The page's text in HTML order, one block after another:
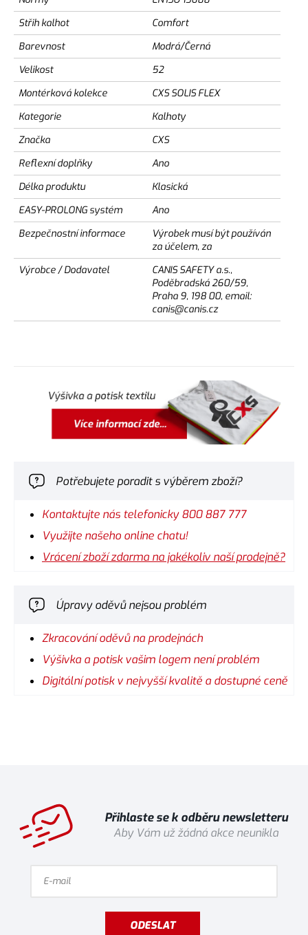
Střih kalhot
Comfort
Barevnost
Modrá/Černá
Velikost
52
Montérková kolekce
CXS SOLIS FLEX
Kategorie
Kalhoty
Značka
CXS
Reflexní doplňky
Ano
Délka produktu
Klasická
EASY-PROLONG systém
Ano
Bezpečnostní informace
Výrobek musí být používán
za účelem, za
Výrobce / Dodavatel
CANIS SAFETY a.s.,
Poděbradská 260/59,
Praha 9, 198 00, email:
canis@canis.cz
Potřebujete poradit s výběrem zboží?
Kontaktujte nás telefonicky 800 887 777
Využijte našeho online chatu!
Vrácení zboží zdarma na jakékoliv naší prodejně?
Úpravy oděvů nejsou problém
Zkracování oděvů na prodejnách
Výšivka a potisk vašim logem není problém
Digitální potisk v nejvyšší kvalitě a dostupné ceně
Přihlaste se k odběru newsletteru
Aby Vám už žádná akce neunikla
ODESLAT